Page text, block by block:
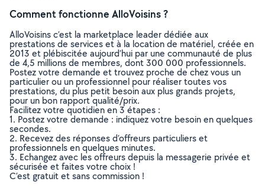
Comment fonctionne AlloVoisins ?
AlloVoisins c’est la marketplace leader dédiée aux
prestations de services et à la location de matériel, créée en
2013 et plébiscitée aujourd’hui par une communauté de plus
de 4,5 millions de membres, dont 300 000 professionnels.
Postez votre demande et trouvez proche de chez vous un
particulier ou un professionnel pour réaliser toutes vos
prestations, du plus petit besoin aux plus grands projets,
pour un bon rapport qualité/prix.
Facilitez votre quotidien en 3 étapes :
1. Postez votre demande : indiquez votre besoin en quelques
secondes.
2. Recevez des réponses d’offreurs particuliers et
professionnels en quelques minutes.
3. Echangez avec les offreurs depuis la messagerie privée et
sécurisée et faites votre choix !
C’est gratuit et sans commission !